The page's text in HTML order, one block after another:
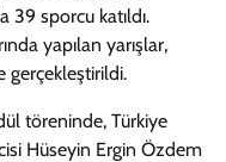
sporcu katıldı.
yapılan yarışlar,
gerçekleştirildi.
töreninde, Türkiye
Hüseyin Ergin Özdem